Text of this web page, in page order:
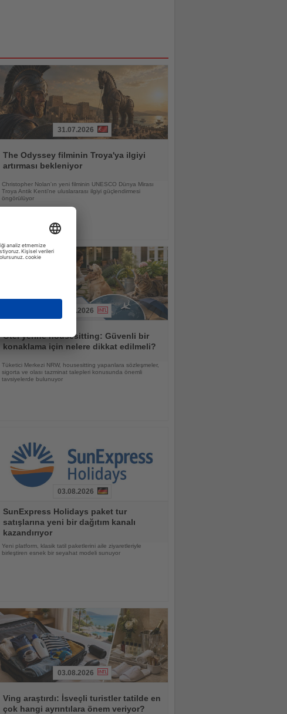
Oku
31.07.2026
The Odyssey filminin Troya'ya ilgiyi
artırması bekleniyor
Christopher Nolan'ın yeni filminin UNESCO Dünya Mirası
Troya Antik Kenti'ne uluslararası ilgiyi güçlendirmesi
öngörülüyor
01.08.2026
Otel yerine housesitting: Güvenli bir
konaklama için nelere dikkat edilmeli?
Tüketici Merkezi NRW, housesitting yapanlara sözleşmeler,
sigorta ve olası tazminat talepleri konusunda önemli
tavsiyelerde bulunuyor
Oku
03.08.2026
SunExpress Holidays paket tur
satışlarına yeni bir dağıtım kanalı
kazandırıyor
Yeni platform, klasik tatil paketlerini aile ziyaretleriyle
birleştiren esnek bir seyahat modeli sunuyor
Oku
03.08.2026
Ving araştırdı: İsveçli turistler tatilde en
çok hangi ayrıntılara önem veriyor?